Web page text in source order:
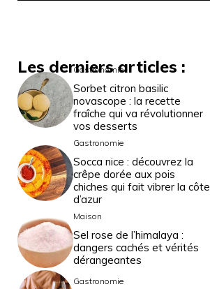
Les derniers articles :
Gastronomie
Sorbet citron basilic
novascope : la recette
fraîche qui va révolutionner
vos desserts
Gastronomie
Socca nice : découvrez la
crêpe dorée aux pois
chiches qui fait vibrer la côte
d’azur
Maison
Sel rose de l’himalaya :
dangers cachés et vérités
dérangeantes
Gastronomie